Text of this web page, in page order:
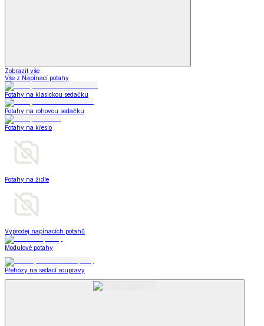
Zobrazit vše
Vše z Napínací potahy
Potahy na klasickou sedačku
Potahy na rohovou sedačku
Potahy na křeslo
Potahy na židle
Výprodej napínacích potahů
Modulové potahy
Přehozy na sedací soupravy